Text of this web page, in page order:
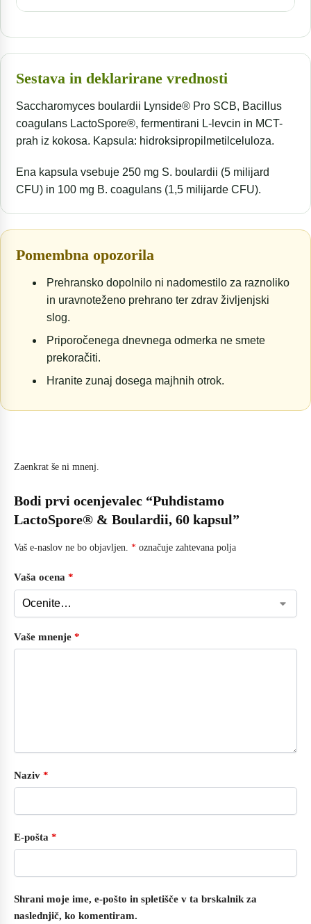
Sestava in deklarirane vrednosti
Saccharomyces boulardii Lynside® Pro SCB, Bacillus
coagulans LactoSpore®, fermentirani L-levcin in MCT-
prah iz kokosa. Kapsula: hidroksipropilmetilceluloza.
Ena kapsula vsebuje 250 mg S. boulardii (5 milijard
CFU) in 100 mg B. coagulans (1,5 milijarde CFU).
Pomembna opozorila
Prehransko dopolnilo ni nadomestilo za raznoliko
in uravnoteženo prehrano ter zdrav življenjski
slog.
Priporočenega dnevnega odmerka ne smete
prekoračiti.
Hranite zunaj dosega majhnih otrok.
Zaenkrat še ni mnenj.
Bodi prvi ocenjevalec “Puhdistamo
LactoSpore® & Boulardii, 60 kapsul”
Vaš e-naslov ne bo objavljen. * označuje zahtevana polja
Vaša ocena *
Vaše mnenje *
Naziv *
E-pošta *
Shrani moje ime, e-pošto in spletišče v ta brskalnik za
naslednjič, ko komentiram.